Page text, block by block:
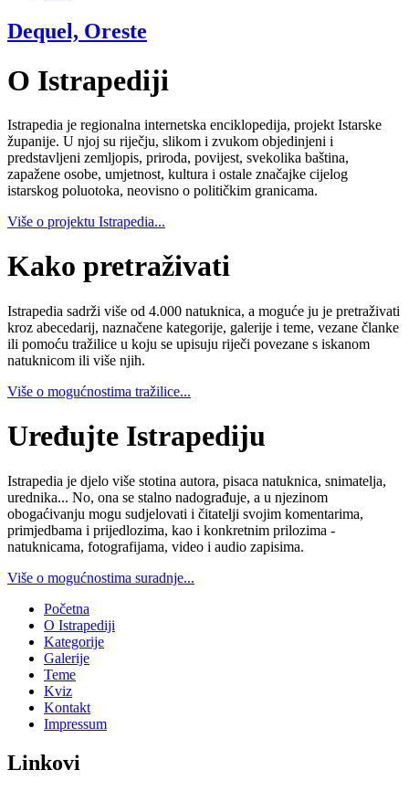
Dequel, Oreste
O Istrapediji
Istrapedia je regionalna internetska enciklopedija, projekt Istarske
županije. U njoj su riječju, slikom i zvukom objedinjeni i
predstavljeni zemljopis, priroda, povijest, svekolika baština,
zapažene osobe, umjetnost, kultura i ostale značajke cijelog
istarskog poluotoka, neovisno o političkim granicama.
Više o projektu Istrapedia...
Kako pretraživati
Istrapedia sadrži više od 4.000 natuknica, a moguće ju je pretraživati
kroz abecedarij, naznačene kategorije, galerije i teme, vezane članke
ili pomoću tražilice u koju se upisuju riječi povezane s iskanom
natuknicom ili više njih.
Više o mogućnostima tražilice...
Uređujte Istrapediju
Istrapedia je djelo više stotina autora, pisaca natuknica, snimatelja,
urednika... No, ona se stalno nadograđuje, a u njezinom
obogaćivanju mogu sudjelovati i čitatelji svojim komentarima,
primjedbama i prijedlozima, kao i konkretnim prilozima -
natuknicama, fotografijama, video i audio zapisima.
Više o mogućnostima suradnje...
Početna
O Istrapediji
Kategorije
Galerije
Teme
Kviz
Kontakt
Impressum
Linkovi